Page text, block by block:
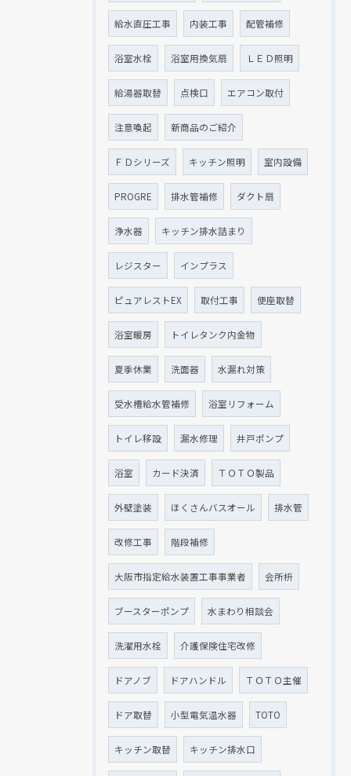
給水直圧工事 内装工事 配管補修
浴室水栓 浴室用換気扇 ＬＥＤ照明
給湯器取替 点検口 エアコン取付
注意喚起 新商品のご紹介
ＦＤシリーズ キッチン照明 室内設備
PROGRE 排水管補修 ダクト扇
浄水器 キッチン排水詰まり
レジスター インプラス
ピュアレストEX 取付工事 便座取替
浴室暖房 トイレタンク内金物
夏季休業 洗面器 水漏れ対策
受水槽給水管補修 浴室リフォーム
トイレ移設 漏水修理 井戸ポンプ
浴室 カード決済 ＴＯＴＯ製品
外壁塗装 ほくさんバスオール 排水管
改修工事 階段補修
大阪市指定給水装置工事事業者 会所枡
ブースターポンプ 水まわり相談会
洗濯用水栓 介護保険住宅改修
ドアノブ ドアハンドル ＴＯＴＯ主催
ドア取替 小型電気温水器 TOTO
キッチン取替 キッチン排水口